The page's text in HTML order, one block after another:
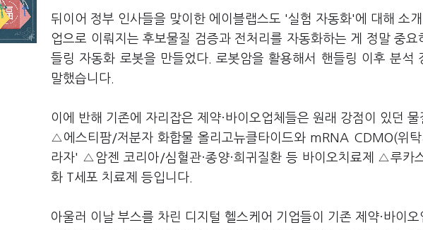
뒤이어 정부 인사들을 맞이한 에이블랩스도 '실험 자동화'에 대해 소
업으로 이뤄지는 후보물질 검증과 전처리를 자동화하는 게 정말 중
들링 자동화 로봇을 만들었다. 로봇암을 활용해서 핸들링 이후 분석
말했습니다.
이에 반해 기존에 자리잡은 제약·바이오업체들은 원래 강점이 있던
△에스티팜/저분자 화합물 올리고뉴클타이드와 mRNA CDMO(위
라자' △암젠 코리아/심혈관·종양·희귀질환 등 바이오치료제 △루카
화 T세포 치료제 등입니다.
아울러 이날 부스를 차린 디지털 헬스케어 기업들이 기존 제약·바이